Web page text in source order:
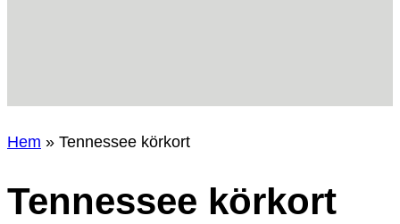
Hem » Tennessee körkort
Tennessee körkort